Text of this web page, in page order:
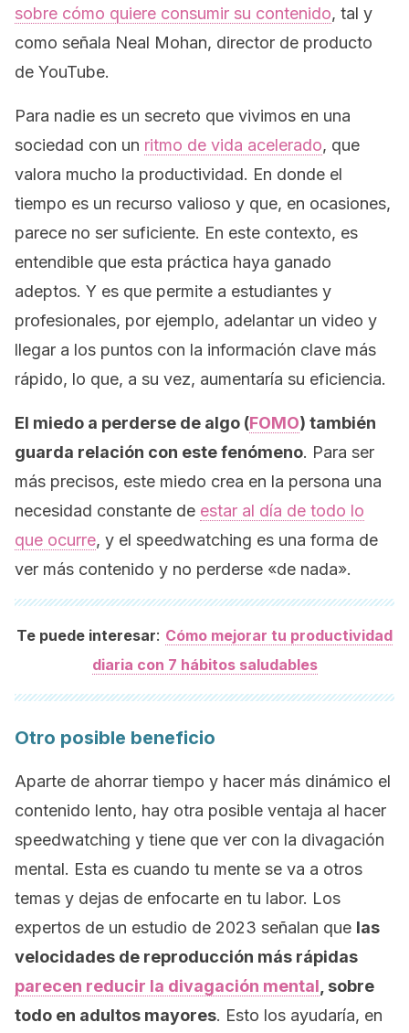
sobre cómo quiere consumir su contenido, tal y
como señala Neal Mohan, director de producto
de YouTube.
Para nadie es un secreto que vivimos en una
sociedad con un ritmo de vida acelerado, que
valora mucho la productividad. En donde el
tiempo es un recurso valioso y que, en ocasiones,
parece no ser suficiente. En este contexto, es
entendible que esta práctica haya ganado
adeptos. Y es que permite a estudiantes y
profesionales, por ejemplo, adelantar un video y
llegar a los puntos con la información clave más
rápido, lo que, a su vez, aumentaría su eficiencia.
El miedo a perderse de algo (FOMO) también
guarda relación con este fenómeno. Para ser
más precisos, este miedo crea en la persona una
necesidad constante de estar al día de todo lo
que ocurre, y el speedwatching es una forma de
ver más contenido y no perderse «de nada».
Te puede interesar: Cómo mejorar tu productividad
diaria con 7 hábitos saludables
Otro posible beneficio
Aparte de ahorrar tiempo y hacer más dinámico el
contenido lento, hay otra posible ventaja al hacer
speedwatching y tiene que ver con la divagación
mental. Esta es cuando tu mente se va a otros
temas y dejas de enfocarte en tu labor. Los
expertos de un estudio de 2023 señalan que las
velocidades de reproducción más rápidas
parecen reducir la divagación mental , sobre
todo en adultos mayores. Esto los ayudaría, en